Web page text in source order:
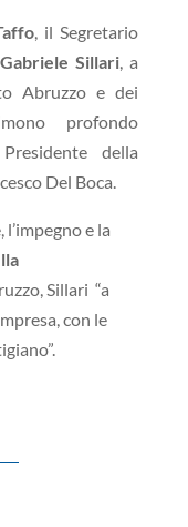
, il Segretario
Gabriele Sillari, a
Abruzzo e dei
profondo
della
Del Boca.
e la
Sillari “a
con le